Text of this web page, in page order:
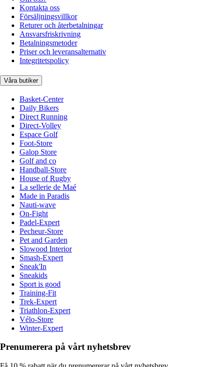
Kontakta oss
Försäljningsvillkor
Returer och återbetalningar
Ansvarsfriskrivning
Betalningsmetoder
Priser och leveransalternativ
Integritetspolicy
Våra butiker
Basket-Center
Daily Bikers
Direct Running
Direct-Volley
Espace Golf
Foot-Store
Galop Store
Golf and co
Handball-Store
House of Rugby
La sellerie de Maé
Made in Paradis
Nauti-wave
On-Fight
Padel-Expert
Pecheur-Store
Pet and Garden
Slowood Interior
Smash-Expert
Sneak'In
Sneakids
Sport is good
Training-Fit
Trek-Expert
Triathlon-Expert
Vélo-Store
Winter-Expert
Prenumerera på vårt nyhetsbrev